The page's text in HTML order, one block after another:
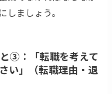
しましょう。
③：「転職を考えて
い」（転職理由・退